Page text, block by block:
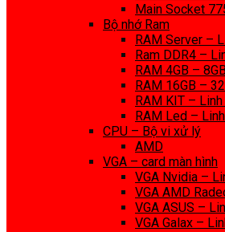
Main Socket
Bộ nhớ Ram
RAM Server –
Ram DDR4 –
RAM 4GB –
RAM 16GB –
RAM KIT –
RAM Led –
CPU – Bộ vi xử lý
AMD
VGA – card màn hình
VGA Nvidia –
VGA AMD
VGA ASUS –
VGA Galax –